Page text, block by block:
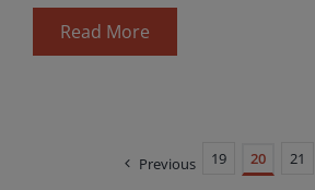
Read More
Previous 19 20 21